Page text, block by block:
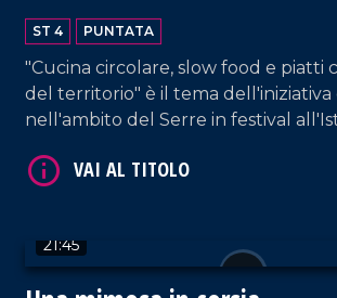
ST 4 PUNTATA
"Cucina circolare, slow food e piatti
del territorio" è il tema dell'iniziativa
nell'ambito del Serre in festival
21:45
VAI AL TITOLO